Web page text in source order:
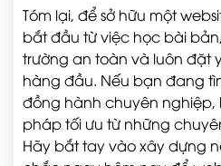
Tóm lại, để sở hữu một
bắt đầu từ việc học bài
trường an toàn và luôn đặt
hàng đầu. Nếu bạn đang
đồng hành chuyên
pháp tối ưu từ những
Hãy bắt tay vào xây dựng